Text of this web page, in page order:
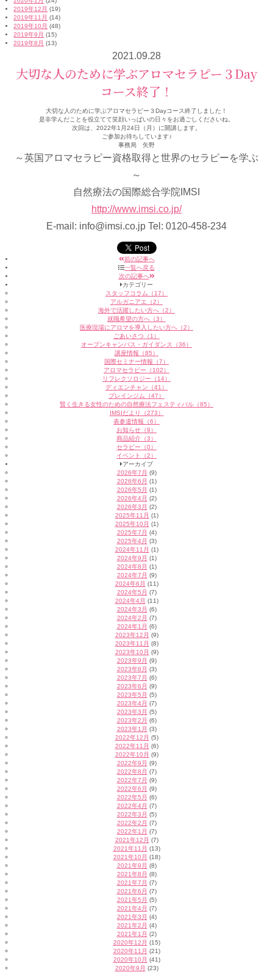
2019年12月 (19)
2019年11月 (14)
2019年10月 (48)
2019年9月 (15)
2019年8月 (13)
2021.09.28
大切な人のために学ぶアロマセラピー３Day
コース終了！
大切な人のために学ぶアロマセラピー３Dayコース終了しました！
是非学んだことを役立てて笑顔いっぱいの日々をお過ごしくださいね。
次回は、2022年1月24日（月）に開講します。
ご参加お待ちしています♪
事務局 矢野
～英国アロマセラピー資格取得と世界のセラピーを学ぶ
～
自然療法の国際総合学院IMSI
http://www.imsi.co.jp/
E-mail: info@imsi.co.jp Tel: 0120-458-234
前の記事へ
一覧へ戻る
次の記事へ
カテゴリー
スタッフコラム（17）
アルガニアエ（2）
海外で活躍したい方へ（2）
就職希望の方へ（3）
医療現場にアロマを導入したい方へ（2）
ごあいさつ（1）
オープンキャンパス・ガイダンス（36）
講座情報（85）
国際セミナー情報（7）
アロマセラピー（102）
リフレクソロジー（14）
ディエンチャン（41）
ブレインジム（47）
賢く生きる女性のための自然療法フェスティバル（85）
IMSIだより（273）
表参道情報（6）
お知らせ（9）
商品紹介（3）
セラピー（0）
イベント（2）
アーカイブ
2026年7月 (9)
2026年6月 (1)
2026年5月 (1)
2026年4月 (2)
2026年3月 (2)
2025年11月 (1)
2025年10月 (1)
2025年7月 (4)
2025年4月 (3)
2024年11月 (1)
2024年9月 (1)
2024年8月 (1)
2024年7月 (9)
2024年6月 (11)
2024年5月 (7)
2024年4月 (11)
2024年3月 (6)
2024年2月 (7)
2024年1月 (6)
2023年12月 (9)
2023年11月 (8)
2023年10月 (9)
2023年9月 (9)
2023年8月 (3)
2023年7月 (6)
2023年6月 (9)
2023年5月 (5)
2023年4月 (7)
2023年3月 (5)
2023年2月 (6)
2023年1月 (3)
2022年12月 (5)
2022年11月 (6)
2022年10月 (9)
2022年9月 (9)
2022年8月 (7)
2022年7月 (9)
2022年6月 (9)
2022年5月 (6)
2022年4月 (7)
2022年3月 (5)
2022年2月 (7)
2022年1月 (7)
2021年12月 (7)
2021年11月 (13)
2021年10月 (18)
2021年9月 (8)
2021年8月 (8)
2021年7月 (7)
2021年6月 (7)
2021年5月 (5)
2021年4月 (7)
2021年3月 (4)
2021年2月 (4)
2021年1月 (2)
2020年12月 (15)
2020年11月 (21)
2020年10月 (41)
2020年9月 (23)